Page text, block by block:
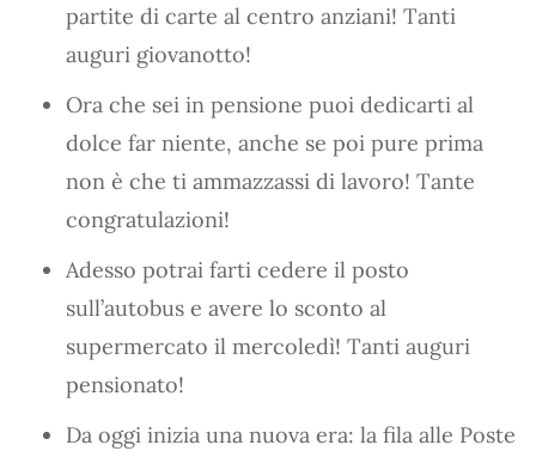
partite di carte al centro anziani! Tanti
auguri giovanotto!
Ora che sei in pensione puoi dedicarti al
dolce far niente, anche se poi pure prima
non è che ti ammazzassi di lavoro! Tante
congratulazioni!
Adesso potrai farti cedere il posto
sull’autobus e avere lo sconto al
supermercato il mercoledì! Tanti auguri
pensionato!
Da oggi inizia una nuova era: la fila alle Poste